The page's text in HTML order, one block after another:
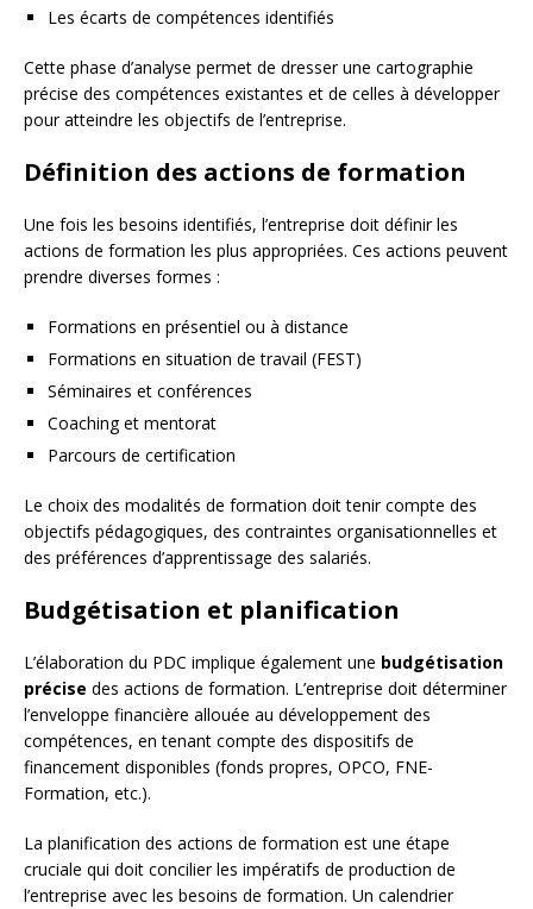
Les écarts de compétences identifiés
Cette phase d’analyse permet de dresser une cartographie
précise des compétences existantes et de celles à développer
pour atteindre les objectifs de l’entreprise.
Définition des actions de formation
Une fois les besoins identifiés, l’entreprise doit définir les
actions de formation les plus appropriées. Ces actions peuvent
prendre diverses formes :
Formations en présentiel ou à distance
Formations en situation de travail (FEST)
Séminaires et conférences
Coaching et mentorat
Parcours de certification
Le choix des modalités de formation doit tenir compte des
objectifs pédagogiques, des contraintes organisationnelles et
des préférences d’apprentissage des salariés.
Budgétisation et planification
L’élaboration du PDC implique également une budgétisation
précise des actions de formation. L’entreprise doit déterminer
l’enveloppe financière allouée au développement des
compétences, en tenant compte des dispositifs de
financement disponibles (fonds propres, OPCO, FNE-
Formation, etc.).
La planification des actions de formation est une étape
cruciale qui doit concilier les impératifs de production de
l’entreprise avec les besoins de formation. Un calendrier